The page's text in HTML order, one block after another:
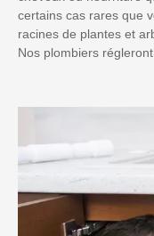
certains cas rares que
racines de plantes et
Nos plombiers